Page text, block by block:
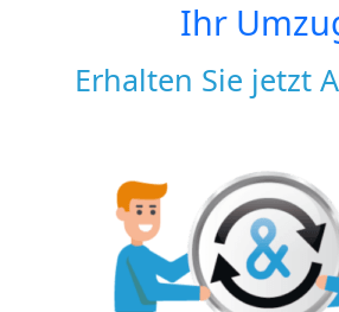
Ihr
Erhalten Sie jetzt